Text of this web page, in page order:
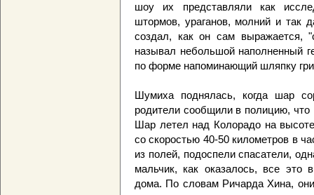
шоу их представляли как
штормов, ураганов, молний и так
создал, как он сам выражается,
называл небольшой наполненный
по форме напоминающий шляпку
Шумиха поднялась, когда шар
родители сообщили в полицию, что
Шар летел над Колорадо на
со скоростью 40-50 километров в
из полей, подоспели спасатели,
мальчик, как оказалось, все это
дома. По словам Ричарда Хина,